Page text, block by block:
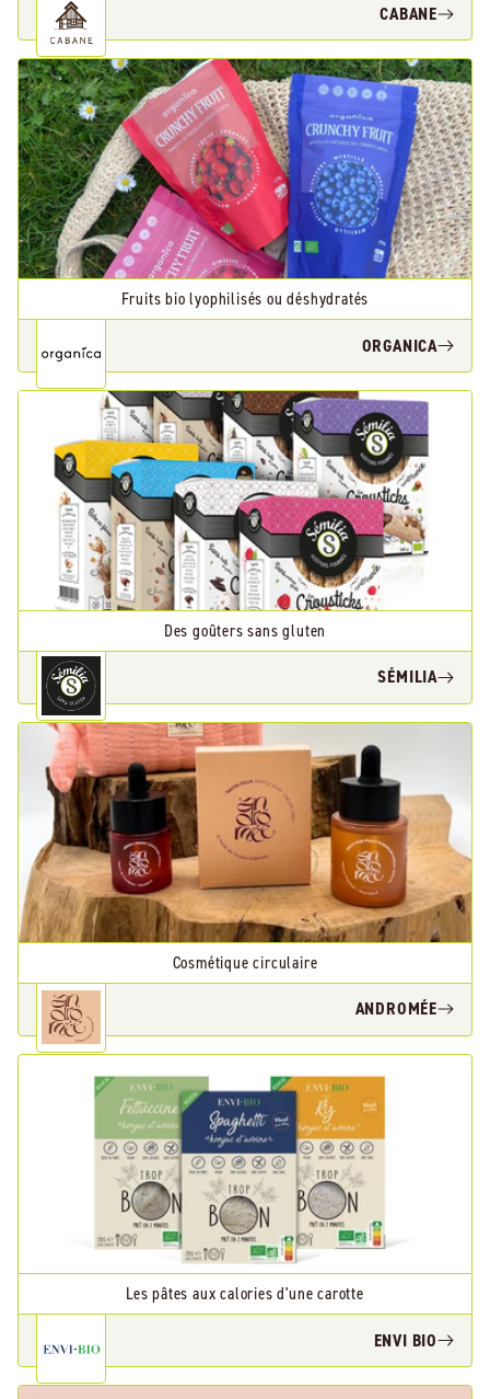
CABANE
Fruits bio lyophilisés ou déshydratés
ORGANICA
Des goûters sans gluten
SÉMILIA
Cosmétique circulaire
ANDROMÉE
Les pâtes aux calories d'une carotte
ENVI BIO